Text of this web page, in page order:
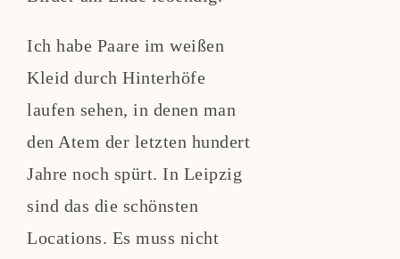
Ich habe Paare im weißen
Kleid durch Hinterhöfe
laufen sehen, in denen man
den Atem der letzten hundert
Jahre noch spürt. In Leipzig
sind das die schönsten
Locations. Es muss nicht